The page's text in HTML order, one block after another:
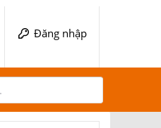
Đăng nhập